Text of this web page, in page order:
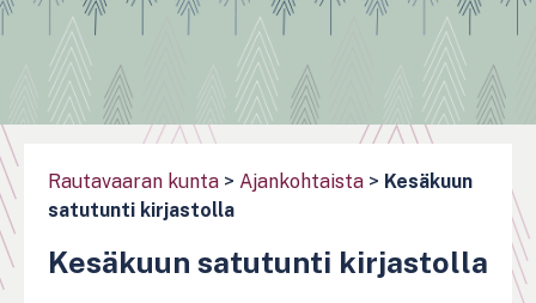
Rautavaaran kunta > Ajankohtaista > Kesäkuun
satutunti kirjastolla
Kesäkuun satutunti kirjastolla